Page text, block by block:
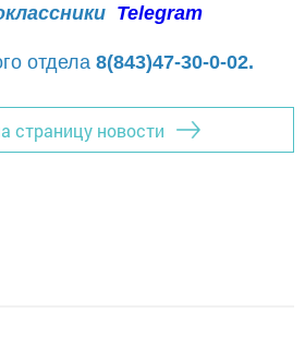
Telegram
отдела 8(843)47-30-0-02.
страницу новости